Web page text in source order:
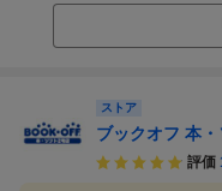
ストア
ブックオフ 本
評価